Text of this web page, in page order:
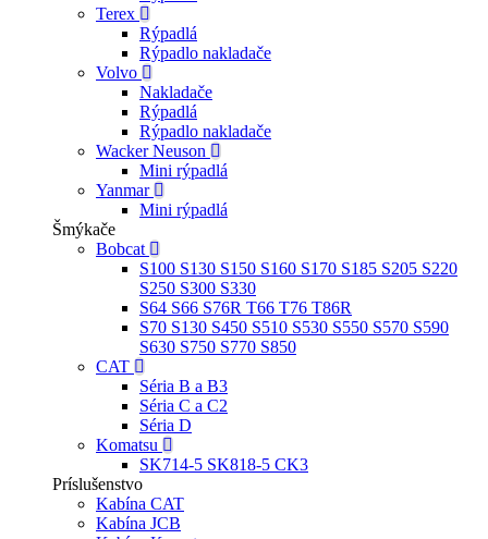
Terex
Rýpadlá
Rýpadlo nakladače
Volvo
Nakladače
Rýpadlá
Rýpadlo nakladače
Wacker Neuson
Mini rýpadlá
Yanmar
Mini rýpadlá
Šmýkače
Bobcat
S100 S130 S150 S160 S170 S185 S205 S220
S250 S300 S330
S64 S66 S76R T66 T76 T86R
S70 S130 S450 S510 S530 S550 S570 S590
S630 S750 S770 S850
CAT
Séria B a B3
Séria C a C2
Séria D
Komatsu
SK714-5 SK818-5 CK3
Príslušenstvo
Kabína CAT
Kabína JCB